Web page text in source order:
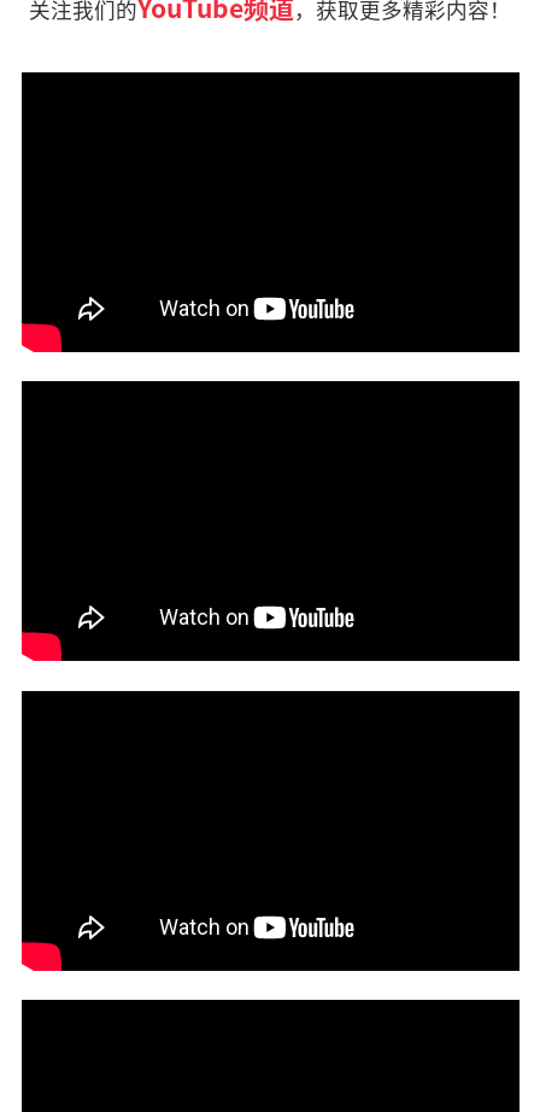
关注我们的YouTube频道，获取更多精彩内容！